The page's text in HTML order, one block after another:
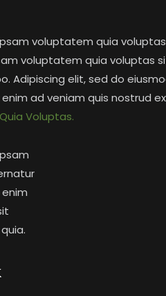
voluptatem quia
voluptatem quia voluptas
Adipiscing elit, sed do
ad veniam quis nostrud
Voluptas.